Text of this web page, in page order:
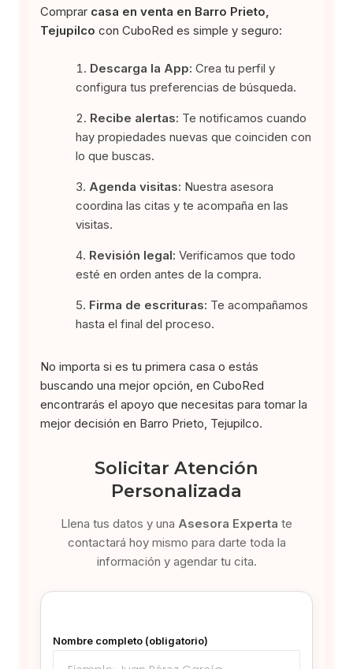
Comprar casa en venta en Barro Prieto,
Tejupilco con CuboRed es simple y seguro:
Descarga la App: Crea tu perfil y
configura tus preferencias de búsqueda.
Recibe alertas: Te notificamos cuando
hay propiedades nuevas que coinciden con
lo que buscas.
Agenda visitas: Nuestra asesora
coordina las citas y te acompaña en las
visitas.
Revisión legal: Verificamos que todo
esté en orden antes de la compra.
Firma de escrituras: Te acompañamos
hasta el final del proceso.
No importa si es tu primera casa o estás
buscando una mejor opción, en CuboRed
encontrarás el apoyo que necesitas para tomar la
mejor decisión en Barro Prieto, Tejupilco.
Solicitar Atención
Personalizada
Llena tus datos y una Asesora Experta te
contactará hoy mismo para darte toda la
información y agendar tu cita.
Nombre completo (obligatorio)